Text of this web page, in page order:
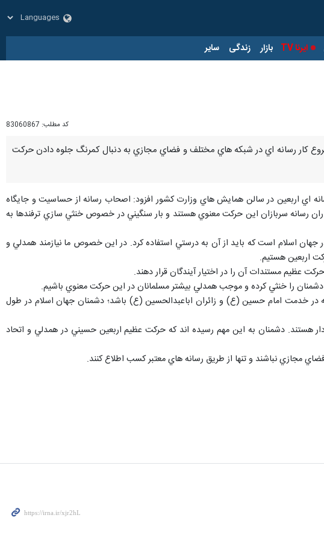
ایرنا TV بازار زندگی سایر
کد مطلب: 83060867
كار رسانه اي در شبكه هاي مختلف و فضاي مجازي به دنبال كمرنگ جلوه دادن حركت
اي اربعين در سالن همايش هاي وزارت كشور افزود: اصحاب رسانه از حساسيت و جايگاه
رسانه سربازان اين حركت معنوي هستند و بار سنگيني در خصوص خنثي سازي ترفندها به
اسلام است كه بايد از آن به درستي استفاده كرد. در اين خصوص ما نيازمند همدلي و
اربعين هستيم.
عظيم مستندات آن را در اختيار آيندگان قرار دهند.
را خنثي كرده و موجب همدلي بيشتر مسلمانان در اين حركت معنوي باشيم.
در خدمت امام حسين (ع) و زائران اباعبدالحسين (ع) باشد؛ دشمنان جهان اسلام در طول
هستند. دشمنان به اين مهم رسيده اند كه حركت عظيم اربعين حسيني در همدلي و اتحاد
مجازي نباشند و تنها از طريق رسانه هاي معتبر كسب اطلاع كنند.